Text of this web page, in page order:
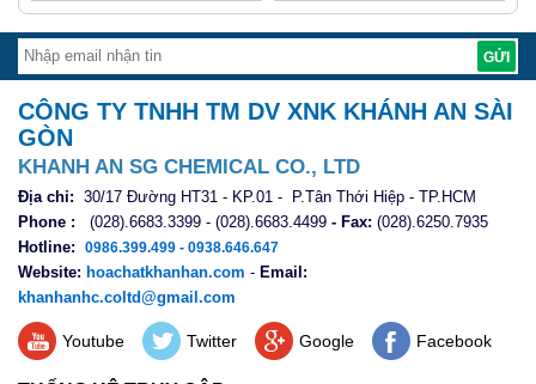
CÔNG TY TNHH TM DV XNK KHÁNH AN SÀI
GÒN
KHANH AN SG CHEMICAL CO., LTD
Địa chỉ: 30/17 Đường HT31 - KP.01 - P.Tân Thới Hiệp - TP.HCM
Phone : (028).6683.3399 - (028).6683.4499 - Fax: (028).6250.7935
Hotline:
0986.399.499 - 0938.646.647
Website: hoachatkhanhan.com - Email:
khanhanhc.coltd@gmail.com
Youtube Twitter Google Facebook